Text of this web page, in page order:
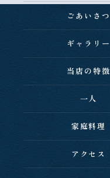
ごあいさつ
ギャラリー
当店の特徴
一人
家庭料理
アクセス